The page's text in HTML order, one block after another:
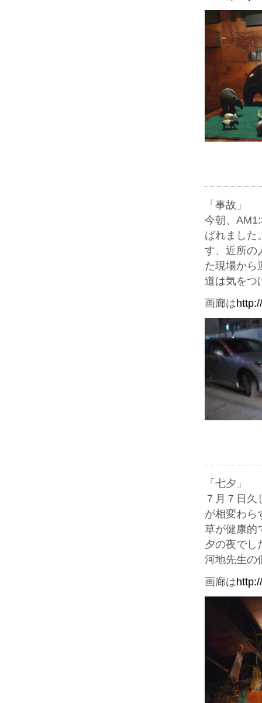
「事故」
今朝、
ばれました
す、近所の
た現場から
道は気をつ
画廊は
「七夕」
７月７日
が相変わら
草が健康的
夕の夜でし
河地先生の
画廊は